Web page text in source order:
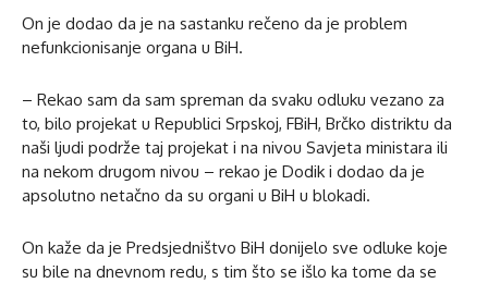
On je dodao da je na sastanku rečeno da je problem
nefunkcionisanje organa u BiH.
– Rekao sam da sam spreman da svaku odluku vezano za
to, bilo projekat u Republici Srpskoj, FBiH, Brčko distriktu da
naši ljudi podrže taj projekat i na nivou Savjeta ministara ili
na nekom drugom nivou – rekao je Dodik i dodao da je
apsolutno netačno da su organi u BiH u blokadi.
On kaže da je Predsjedništvo BiH donijelo sve odluke koje
su bile na dnevnom redu, s tim što se išlo ka tome da se